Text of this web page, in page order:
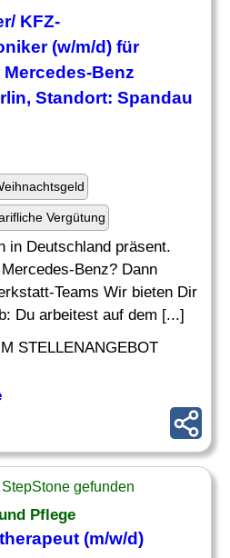
KFZ-
(w/m/d) für
Benz
Standort: Spandau
Vergütung
in Deutschland präsent.
Benz? Dann
Teams Wir bieten Dir
Du arbeitest auf dem [...]
STELLENANGEBOT
gefunden
Pflege
(m/w/d)